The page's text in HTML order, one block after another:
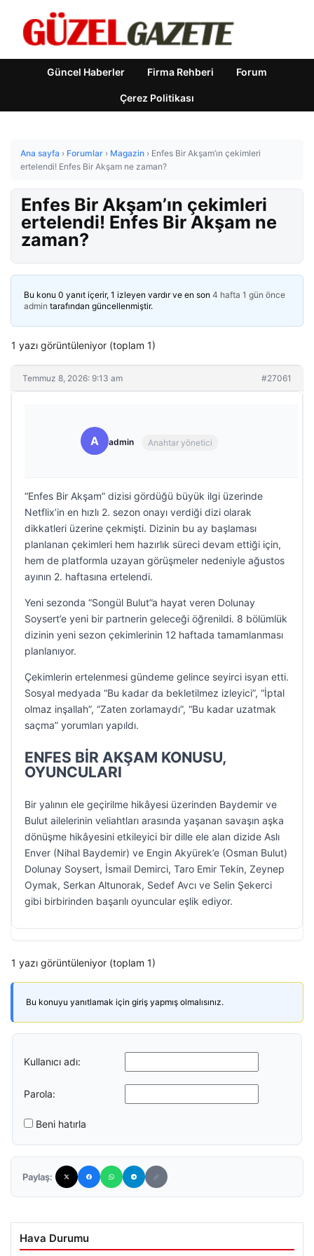
Güncel Haberler Firma Rehberi Forum
Çerez Politikası
Ana sayfa › Forumlar › Magazin › Enfes Bir Akşam’ın çekimleri
ertelendi! Enfes Bir Akşam ne zaman?
Enfes Bir Akşam’ın çekimleri
ertelendi! Enfes Bir Akşam ne
zaman?
Bu konu 0 yanıt içerir, 1 izleyen vardır ve en son 4 hafta 1 gün önce
admin tarafından güncellenmiştir.
1 yazı görüntüleniyor (toplam 1)
Temmuz 8, 2026: 9:13 am #27061
A admin Anahtar yönetici
“Enfes Bir Akşam” dizisi gördüğü büyük ilgi üzerinde
Netflix’in en hızlı 2. sezon onayı verdiği dizi olarak
dikkatleri üzerine çekmişti. Dizinin bu ay başlaması
planlanan çekimleri hem hazırlık süreci devam ettiği için,
hem de platformla uzayan görüşmeler nedeniyle ağustos
ayının 2. haftasına ertelendi.
Yeni sezonda “Songül Bulut”a hayat veren Dolunay
Soysert’e yeni bir partnerin geleceği öğrenildi. 8 bölümlük
dizinin yeni sezon çekimlerinin 12 haftada tamamlanması
planlanıyor.
Çekimlerin ertelenmesi gündeme gelince seyirci isyan etti.
Sosyal medyada “Bu kadar da bekletilmez izleyici”, “İptal
olmaz inşallah”, “Zaten zorlamaydı”, “Bu kadar uzatmak
saçma” yorumları yapıldı.
ENFES BİR AKŞAM KONUSU,
OYUNCULARI
Bir yalının ele geçirilme hikâyesi üzerinden Baydemir ve
Bulut ailelerinin veliahtları arasında yaşanan savaşın aşka
dönüşme hikâyesini etkileyici bir dille ele alan dizide Aslı
Enver (Nihal Baydemir) ve Engin Akyürek’e (Osman Bulut)
Dolunay Soysert, İsmail Demirci, Taro Emir Tekin, Zeynep
Oymak, Serkan Altunorak, Sedef Avcı ve Selin Şekerci
gibi birbirinden başarılı oyuncular eşlik ediyor.
1 yazı görüntüleniyor (toplam 1)
Bu konuyu yanıtlamak için giriş yapmış olmalısınız.
Kullanıcı adı:
Parola:
Beni hatırla
Paylaş:
Hava Durumu